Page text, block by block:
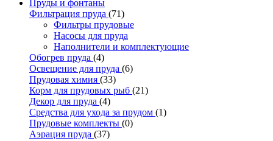
Пруды и фонтаны
Фильтрация пруда (71)
Фильтры прудовые
Насосы для пруда
Наполнители и комплектующие
Обогрев пруда (4)
Освещение для пруда (6)
Прудовая химия (33)
Корм для прудовых рыб (21)
Декор для пруда (4)
Средства для ухода за прудом (1)
Прудовые комплекты (0)
Аэрация пруда (37)